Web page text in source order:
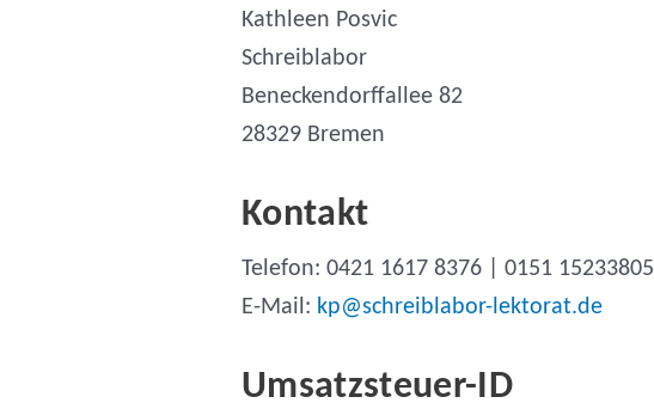
Kathleen Posvic
Schreiblabor
Beneckendorffallee 82
28329 Bremen
Kontakt
Telefon: 0421 1617 8376 | 0151 15233805
E-Mail: kp@schreiblabor-lektorat.de
Umsatzsteuer-ID